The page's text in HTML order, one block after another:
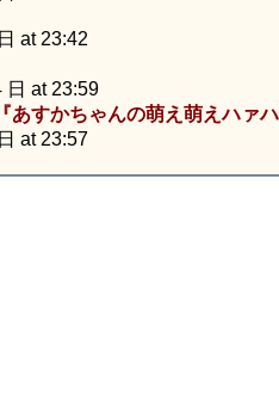
at 23:42
日 at 23:59
あすかちゃんの萌え萌えハァ
at 23:57